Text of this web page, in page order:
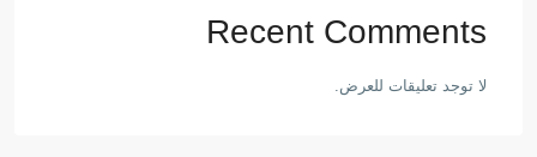
Recent Comments
لا توجد تعليقات للعرض.